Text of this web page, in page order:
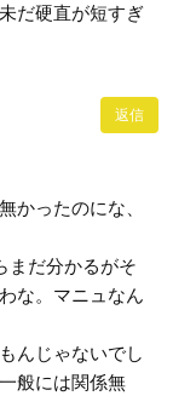
だ硬直が短すぎ
返信
かったのにな、
まだ分かるがそ
な。マニュなん
んじゃないでし
般には関係無